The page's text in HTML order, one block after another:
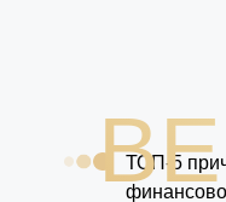
ТОП-5